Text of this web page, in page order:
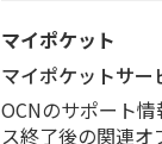
マイポケット
マイポケットサー
OCNのサポート
ス終了後の関連